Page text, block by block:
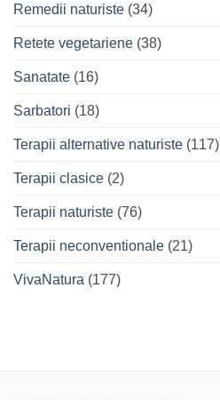
Remedii naturiste (34)
Retete vegetariene (38)
Sanatate (16)
Sarbatori (18)
Terapii alternative naturiste (117)
Terapii clasice (2)
Terapii naturiste (76)
Terapii neconventionale (21)
VivaNatura (177)